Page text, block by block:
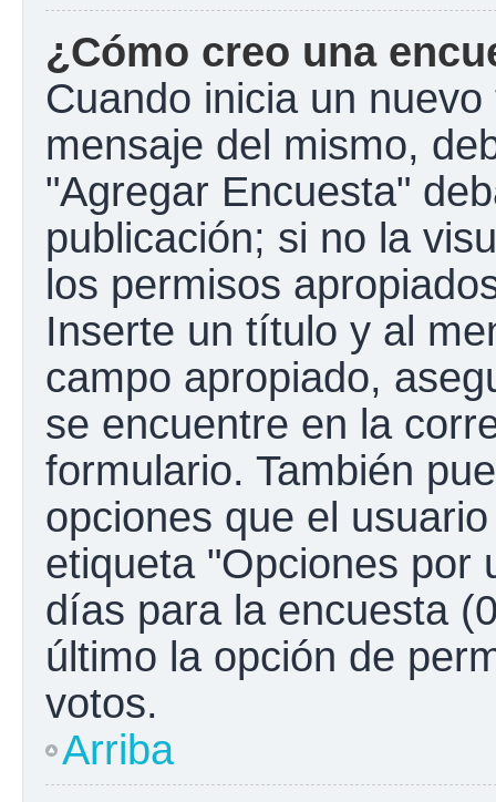
¿Cómo creo una
Cuando inicia un
mensaje del mismo,
"Agregar Encuesta"
publicación; si no la
los permisos
Inserte un título y al
campo apropiado,
se encuentre en la
formulario. También
opciones que el
etiqueta "Opciones por
días para la encuesta
último la opción de
votos.
Arriba